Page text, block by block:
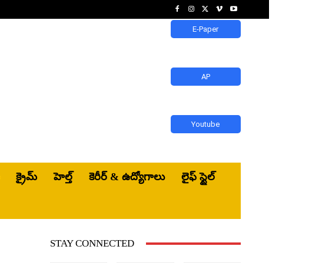
E-Paper
AP
Youtube
క్రైమ్ హెల్త్‌ కెరీర్ & ఉద్యోగాలు లైఫ్ స్టైల్
STAY CONNECTED